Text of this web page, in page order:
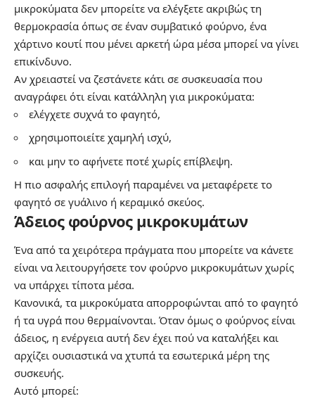
μικροκύματα δεν μπορείτε να ελέγξετε ακριβώς τη
θερμοκρασία όπως σε έναν συμβατικό φούρνο, ένα
χάρτινο κουτί που μένει αρκετή ώρα μέσα μπορεί να γίνει
επικίνδυνο.
Αν χρειαστεί να ζεστάνετε κάτι σε συσκευασία που
αναγράφει ότι είναι κατάλληλη για μικροκύματα:
ελέγχετε συχνά το φαγητό,
χρησιμοποιείτε χαμηλή ισχύ,
και μην το αφήνετε ποτέ χωρίς επίβλεψη.
Η πιο ασφαλής επιλογή παραμένει να μεταφέρετε το
φαγητό σε γυάλινο ή κεραμικό σκεύος.
Άδειος φούρνος μικροκυμάτων
Ένα από τα χειρότερα πράγματα που μπορείτε να κάνετε
είναι να λειτουργήσετε τον φούρνο μικροκυμάτων χωρίς
να υπάρχει τίποτα μέσα.
Κανονικά, τα μικροκύματα απορροφώνται από το φαγητό
ή τα υγρά που θερμαίνονται. Όταν όμως ο φούρνος είναι
άδειος, η ενέργεια αυτή δεν έχει πού να καταλήξει και
αρχίζει ουσιαστικά να χτυπά τα εσωτερικά μέρη της
συσκευής.
Αυτό μπορεί: